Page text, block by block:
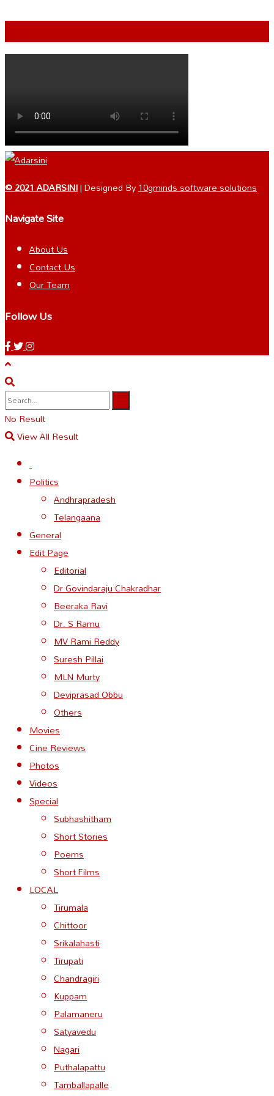
© 2021 ADARSINI| Designed By10gminds software solutions
Navigate Site
About Us
Contact Us
Our Team
Follow Us
No Result
View All Result
.
Politics
Andhrapradesh
Telangaana
General
Edit Page
Editorial
Dr Govindaraju Chakradhar
Beeraka Ravi
Dr. S Ramu
MV Rami Reddy
Suresh Pillai
MLN Murty
Deviprasad Obbu
Others
Movies
Cine Reviews
Photos
Videos
Special
Subhashitham
Short Stories
Poems
Short Films
LOCAL
Tirumala
Chittoor
Srikalahasti
Tirupati
Chandragiri
Kuppam
Palamaneru
Satyavedu
Nagari
Puthalapattu
Tamballapalle